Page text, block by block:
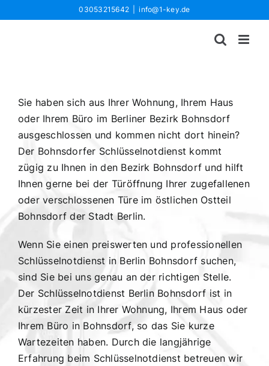
Inhalt
03053215642 info@1-key.de
Sie haben sich aus Ihrer Wohnung, Ihrem Haus
oder Ihrem Büro im Berliner Bezirk Bohnsdorf
ausgeschlossen und kommen nicht dort hinein?
Der Bohnsdorfer Schlüsselnotdienst kommt
zügig zu Ihnen in den Bezirk Bohnsdorf und hilft
Ihnen gerne bei der Türöffnung Ihrer zugefallenen
oder verschlossenen Türe im östlichen Ostteil
Bohnsdorf der Stadt Berlin.
Wenn Sie einen preiswerten und professionellen
Schlüsselnotdienst in Berlin Bohnsdorf suchen,
sind Sie bei uns genau an der richtigen Stelle.
Der Schlüsselnotdienst Berlin Bohnsdorf ist in
kürzester Zeit in Ihrer Wohnung, Ihrem Haus oder
Ihrem Büro in Bohnsdorf, so das Sie kurze
Wartezeiten haben. Durch die langjährige
Erfahrung beim Schlüsselnotdienst betreuen wir